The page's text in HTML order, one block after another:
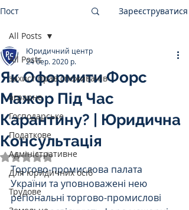
Пост Зареєструватися
All Posts
захист прав споживачів
аграрне
Господарське
Податкове
Адміністративне
Для юридичних осіб
Трудове
All Posts
Як Оформити Форс
Мажор Під Час
Карантину? | Юридична
Консультація
Юридичний центр
24 бер. 2020 р.
Оцінка: NaN з 5 зірок.
Торгово-промислова палата
України та уповноважені нею
регіональні торгово-промислові